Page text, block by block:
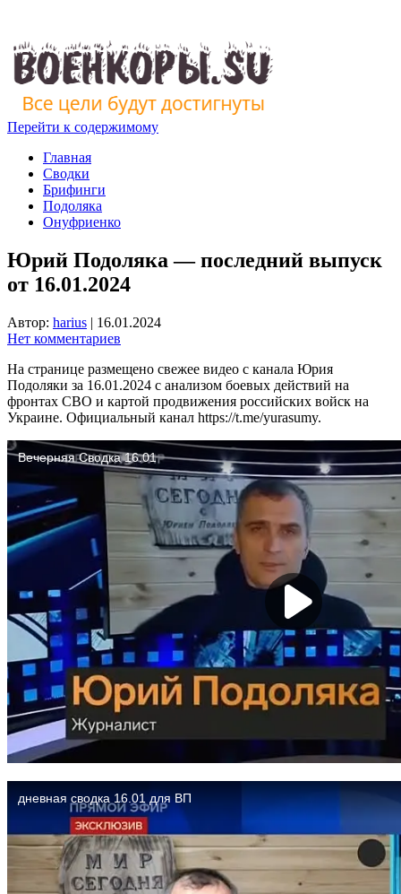
Перейти к содержимому
Главная
Сводки
Брифинги
Подоляка
Онуфриенко
Юрий Подоляка — последний выпуск
от 16.01.2024
Автор: harius | 16.01.2024
Нет комментариев
На странице размещено свежее видео с канала Юрия
Подоляки за 16.01.2024 с анализом боевых действий на
фронтах СВО и картой продвижения российских войск на
Украине. Официальный канал https://t.me/yurasumy.